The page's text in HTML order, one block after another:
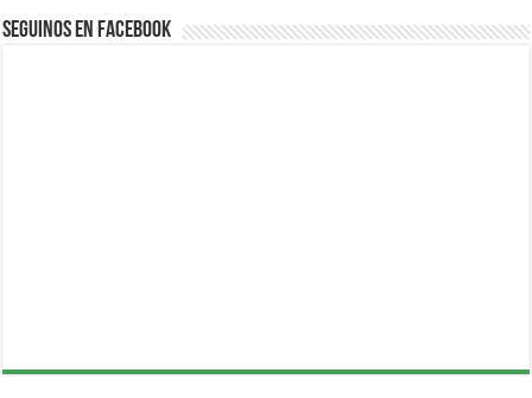
Seguinos en Facebook